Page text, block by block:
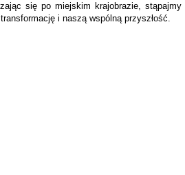
się po miejskim krajobrazie,
i naszą wspólną przyszłość.